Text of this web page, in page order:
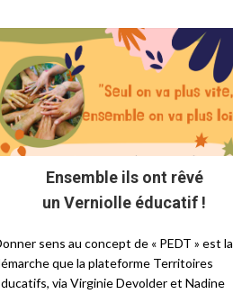
Ensemble ils ont rêvé
un Verniolle éducatif !
sens au concept de « PEDT » est la
que la plateforme Territoires
via Virginie Devolder et Nadine